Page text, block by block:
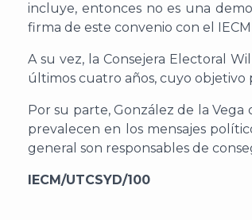
incluye, entonces no es una
firma de este convenio con el IECM
A su vez, la Consejera Electoral
últimos cuatro años, cuyo objetivo
Por su parte, González de la
prevalecen en los mensajes
general son responsables de
IECM/UTCSYD/100